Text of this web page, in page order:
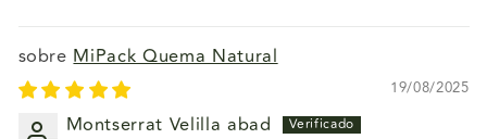
MiPack Quema Natural
19/08/2025
Montserrat Velilla abad